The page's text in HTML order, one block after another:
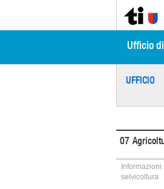
Ufficio
UFFICIO
07
selvicoltura